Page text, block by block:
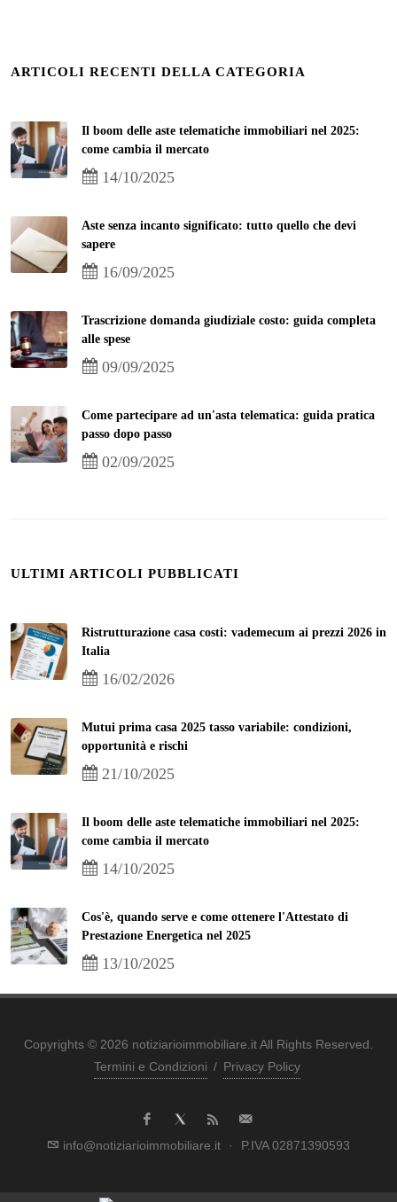
ARTICOLI RECENTI DELLA CATEGORIA
Il boom delle aste telematiche immobiliari nel 2025:
come cambia il mercato
14/10/2025
Aste senza incanto significato: tutto quello che devi
sapere
16/09/2025
Trascrizione domanda giudiziale costo: guida completa
alle spese
09/09/2025
Come partecipare ad un'asta telematica: guida pratica
passo dopo passo
02/09/2025
ULTIMI ARTICOLI PUBBLICATI
Ristrutturazione casa costi: vademecum ai prezzi 2026 in
Italia
16/02/2026
Mutui prima casa 2025 tasso variabile: condizioni,
opportunità e rischi
21/10/2025
Il boom delle aste telematiche immobiliari nel 2025:
come cambia il mercato
14/10/2025
Cos'è, quando serve e come ottenere l'Attestato di
Prestazione Energetica nel 2025
13/10/2025
Copyrights © 2026 notiziarioimmobiliare.it All Rights Reserved.
Termini e Condizioni / Privacy Policy
info@notiziarioimmobiliare.it · P.IVA 02871390593